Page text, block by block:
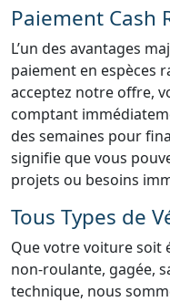
Paiement Cash
L’un des avantages
paiement en espèces
acceptez notre offre,
comptant
des semaines pour
signifie que vous
projets ou besoins
Tous Types de
Que votre voiture soit
non-roulante, gagée,
technique, nous